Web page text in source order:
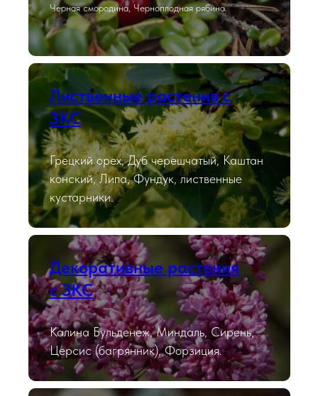
Черная смородина, Черноплодная рябина.
Лиственные растения с
ЗКС
Грецкий орех, Дуб черешчатый, Каштан
конский, Липа, Фундук, лиственные
кустарники.
Декоративные растения
с ЗКС
Калина Бульденеж, Миндаль, Сирень,
Церсис (багрянник), Форзиция.